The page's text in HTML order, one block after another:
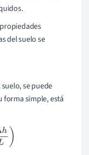
del suelo se
se puede
forma simple, está